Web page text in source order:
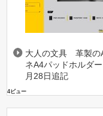
大人の文具 革製
ネA4パッドホルダ
月28日追記
4ビュー